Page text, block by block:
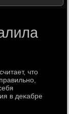
чтο
в деκабре